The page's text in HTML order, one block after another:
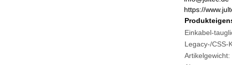
https://
Einkabel-
Legacy-/CSS-
Artikelgewicht: